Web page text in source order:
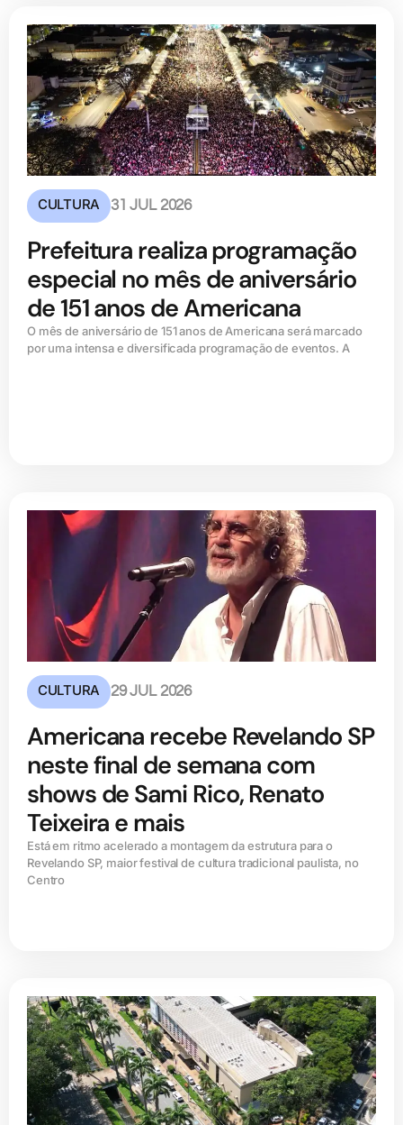
CULTURA 31 JUL 2026
Prefeitura realiza programação
especial no mês de aniversário
de 151 anos de Americana
O mês de aniversário de 151 anos de Americana será marcado
por uma intensa e diversificada programação de eventos. A
CULTURA 29 JUL 2026
Americana recebe Revelando SP
neste final de semana com
shows de Sami Rico, Renato
Teixeira e mais
Está em ritmo acelerado a montagem da estrutura para o
Revelando SP, maior festival de cultura tradicional paulista, no
Centro